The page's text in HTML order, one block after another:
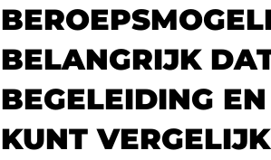
BELANGRIJK
BEGELEIDING
KUNT